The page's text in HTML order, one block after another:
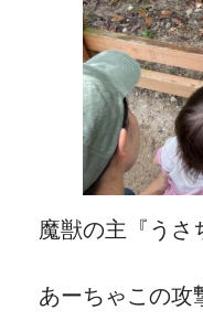
魔獣の主『うさ
あーちゃこの攻